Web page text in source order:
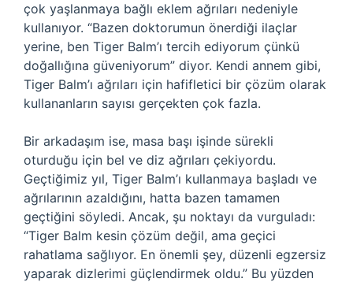
çok yaşlanmaya bağlı eklem ağrıları nedeniyle
kullanıyor. “Bazen doktorumun önerdiği ilaçlar
yerine, ben Tiger Balm’ı tercih ediyorum çünkü
doğallığına güveniyorum” diyor. Kendi annem gibi,
Tiger Balm’ı ağrıları için hafifletici bir çözüm olarak
kullananların sayısı gerçekten çok fazla.
Bir arkadaşım ise, masa başı işinde sürekli
oturduğu için bel ve diz ağrıları çekiyordu.
Geçtiğimiz yıl, Tiger Balm’ı kullanmaya başladı ve
ağrılarının azaldığını, hatta bazen tamamen
geçtiğini söyledi. Ancak, şu noktayı da vurguladı:
“Tiger Balm kesin çözüm değil, ama geçici
rahatlama sağlıyor. En önemli şey, düzenli egzersiz
yaparak dizlerimi güçlendirmek oldu.” Bu yüzden